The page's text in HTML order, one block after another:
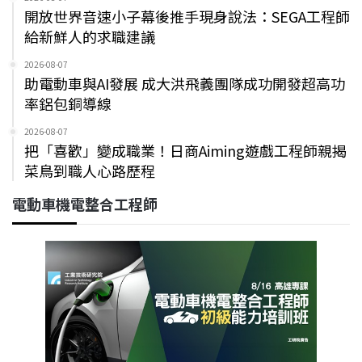
開放世界音速小子幕後推手現身說法：SEGA工程師
給新鮮人的求職建議
2026-08-07
助電動車與AI發展 成大洪飛義團隊成功開發超高功
率鋁包銅導線
2026-08-07
把「喜歡」變成職業！日商Aiming遊戲工程師親揭
菜鳥到職人心路歷程
電動車機電整合工程師